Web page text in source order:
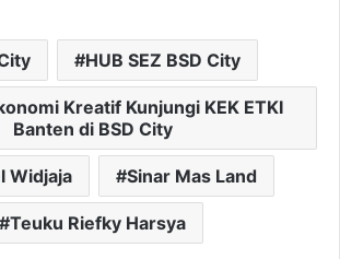
HUB SEZ BSD City
Kreatif Kunjungi KEK ETKI
Banten di BSD City
Widjaja Sinar Mas Land
Teuku Riefky Harsya